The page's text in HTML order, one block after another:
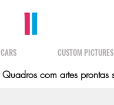
CARS CUSTOM PICTURES
Quadros com artes prontas